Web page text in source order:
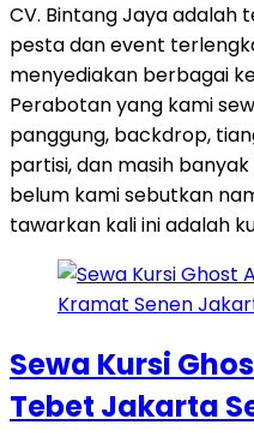
CV. Bintang Jaya
pesta dan event
menyediakan berbagai
Perabotan yang kami
panggung, backdrop,
partisi, dan masih
belum kami sebutkan
tawarkan kali ini adalah
Sewa Kursi
Tebet Jakarta